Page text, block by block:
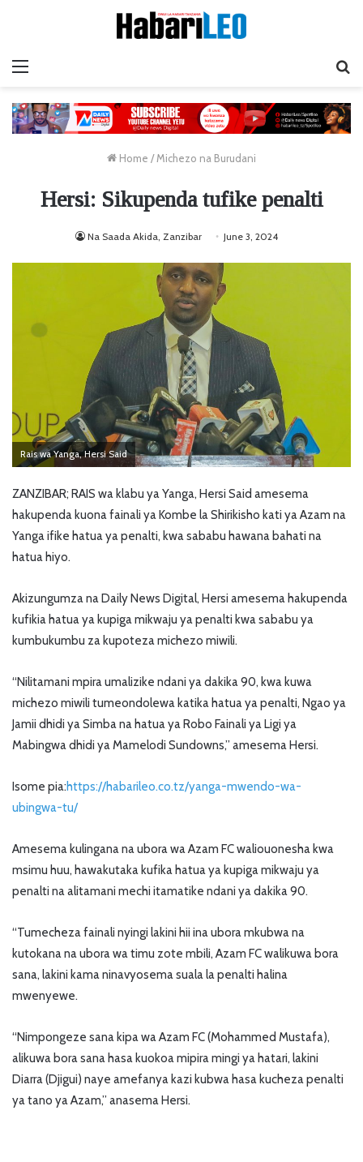
Home /Michezo na Burudani
Hersi: Sikupenda tufike penalti
Na Saada Akida, Zanzibar June 3, 2024
Rais wa Yanga, Hersi Said
ZANZIBAR; RAIS wa klabu ya Yanga, Hersi Said amesema
hakupenda kuona fainali ya Kombe la Shirikisho kati ya Azam na
Yanga ifike hatua ya penalti, kwa sababu hawana bahati na
hatua hiyo.
Akizungumza na Daily News Digital, Hersi amesema hakupenda
kufikia hatua ya kupiga mikwaju ya penalti kwa sababu ya
kumbukumbu za kupoteza michezo miwili.
“Nilitamani mpira umalizike ndani ya dakika 90, kwa kuwa
michezo miwili tumeondolewa katika hatua ya penalti, Ngao ya
Jamii dhidi ya Simba na hatua ya Robo Fainali ya Ligi ya
Mabingwa dhidi ya Mamelodi Sundowns,” amesema Hersi.
Isome pia:https://habarileo.co.tz/yanga-mwendo-wa-
ubingwa-tu/
Amesema kulingana na ubora wa Azam FC waliouonesha kwa
msimu huu, hawakutaka kufika hatua ya kupiga mikwaju ya
penalti na alitamani mechi itamatike ndani ya dakika 90.
“Tumecheza fainali nyingi lakini hii ina ubora mkubwa na
kutokana na ubora wa timu zote mbili, Azam FC walikuwa bora
sana, lakini kama ninavyosema suala la penalti halina
mwenyewe.
“Nimpongeze sana kipa wa Azam FC (Mohammed Mustafa),
alikuwa bora sana hasa kuokoa mipira mingi ya hatari, lakini
Diarra (Djigui) naye amefanya kazi kubwa hasa kucheza penalti
ya tano ya Azam,” anasema Hersi.